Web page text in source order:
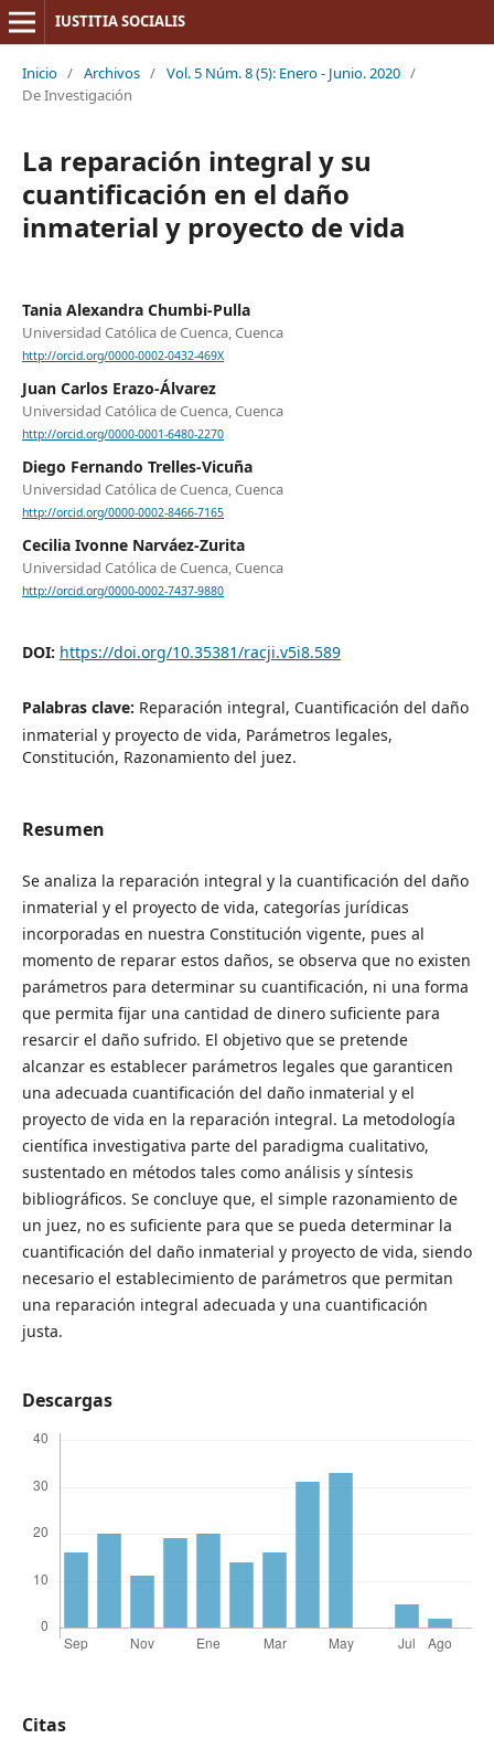
IUSTITIA SOCIALIS
Inicio / Archivos / Vol. 5 Núm. 8 (5): Enero - Junio. 2020 /
De Investigación
La reparación integral y su
cuantificación en el daño
inmaterial y proyecto de vida
Tania Alexandra Chumbi-Pulla
Universidad Católica de Cuenca, Cuenca
http://orcid.org/0000-0002-0432-469X
Juan Carlos Erazo-Álvarez
Universidad Católica de Cuenca, Cuenca
http://orcid.org/0000-0001-6480-2270
Diego Fernando Trelles-Vicuña
Universidad Católica de Cuenca, Cuenca
http://orcid.org/0000-0002-8466-7165
Cecilia Ivonne Narváez-Zurita
Universidad Católica de Cuenca, Cuenca
http://orcid.org/0000-0002-7437-9880
DOI: https://doi.org/10.35381/racji.v5i8.589
Palabras clave: Reparación integral, Cuantificación del daño
inmaterial y proyecto de vida, Parámetros legales,
Constitución, Razonamiento del juez.
Resumen
Se analiza la reparación integral y la cuantificación del daño
inmaterial y el proyecto de vida, categorías jurídicas
incorporadas en nuestra Constitución vigente, pues al
momento de reparar estos daños, se observa que no existen
parámetros para determinar su cuantificación, ni una forma
que permita fijar una cantidad de dinero suficiente para
resarcir el daño sufrido. El objetivo que se pretende
alcanzar es establecer parámetros legales que garanticen
una adecuada cuantificación del daño inmaterial y el
proyecto de vida en la reparación integral. La metodología
científica investigativa parte del paradigma cualitativo,
sustentado en métodos tales como análisis y síntesis
bibliográficos. Se concluye que, el simple razonamiento de
un juez, no es suficiente para que se pueda determinar la
cuantificación del daño inmaterial y proyecto de vida, siendo
necesario el establecimiento de parámetros que permitan
una reparación integral adecuada y una cuantificación
justa.
Descargas
Citas